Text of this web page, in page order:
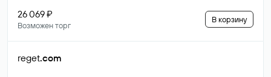
26 069 ₽
Возможен торг
В корзину
reget.com